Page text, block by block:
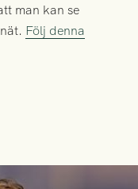
man kan se
Följ denna